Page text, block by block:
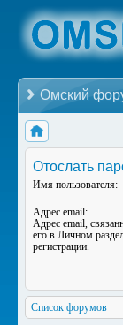
Омский
Отослать
Имя пользователя:
Адрес email:
Адрес email,
его в Личном
регистрации.
Список форумов